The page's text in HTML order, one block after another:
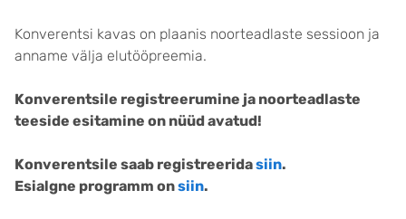
Konverentsi kavas on plaanis noorteadlaste sessioon ja
anname välja elutööpreemia.
Konverentsile registreerumine ja noorteadlaste
teeside esitamine on nüüd avatud!
Konverentsile saab registreeridasiin.
Esialgne programm onsiin.